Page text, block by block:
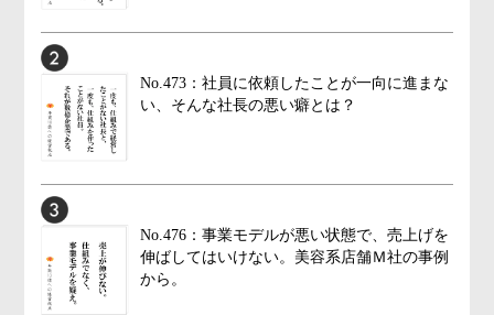
No.473：社員に依頼したことが一向に進まな
い、そんな社長の悪い癖とは？
No.476：事業モデルが悪い状態で、売上げを
伸ばしてはいけない。美容系店舗Ｍ社の事例
から。